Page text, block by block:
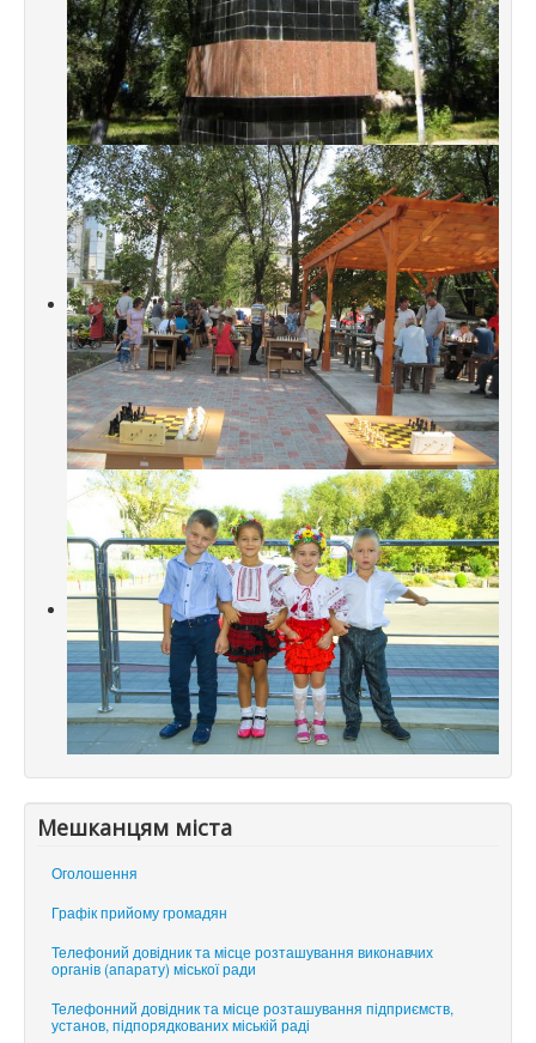
Мешканцям міста
Оголошення
Графік прийому громадян
Телефоний довідник та місце розташування виконавчих
органів (апарату) міської ради
Телефонний довідник та місце розташування підприємств,
установ, підпорядкованих міській раді